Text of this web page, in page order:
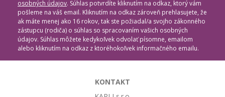
osobných údajov. Súhlas potvrdíte kliknutím na odkaz, ktorý vám
pošleme na váš email. Kliknutím na odkaz zároveň prehlasujete, že
ak máte menej ako 16 rokov, tak ste požiadal/a svojho zákonného
zástupcu (rodiča) o súhlas so spracovaním vašich osobných
údajov. Súhlas môžete kedykoľvek odvolať písomne, emailom
alebo kliknutím na odkaz z ktoréhokoľvek informačného emailu.
KONTAKT